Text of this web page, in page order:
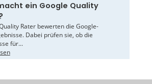
ein Google Quality
Rater bewerten die Google-
Dabei prüfen sie, ob die
für...